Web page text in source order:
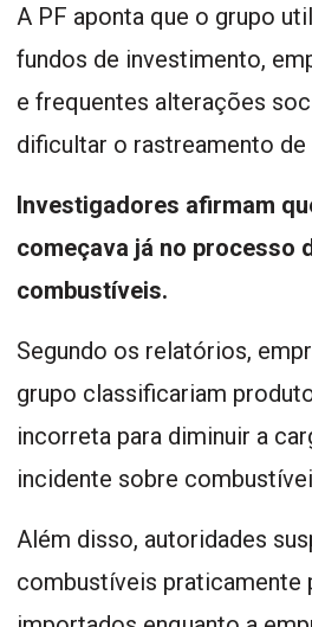
A PF aponta que o grupo
fundos de investimento,
e frequentes alterações
dificultar o rastreamento de
Investigadores afirmam
começava já no processo
combustíveis.
Segundo os relatórios,
grupo classificariam
incorreta para diminuir a
incidente sobre
Além disso, autoridades
combustíveis praticamente